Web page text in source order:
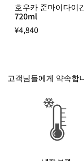
호우카 준마이다이
720ml
¥4,840
고객님들에게 약속합